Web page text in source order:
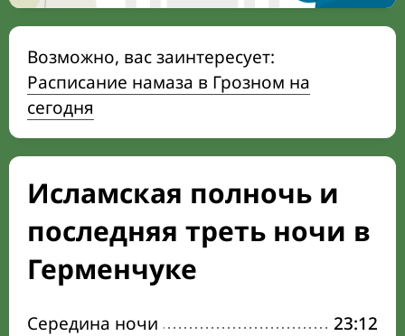
Возможно, вас заинтересует:
Расписание намаза в Грозном на
сегодня
Исламская полночь и
последняя треть ночи в
Герменчуке
Середина ночи
23:12